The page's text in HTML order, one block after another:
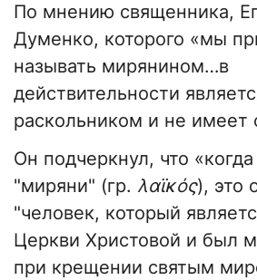
По мнению священника,
Думенко, которого «мы
называть мирянином…в
действительности
раскольником и не имеет
Он подчеркнул, что
"миряни" (гр. λαϊκός), это
"человек, который
Церкви Христовой и был
при крещении святым